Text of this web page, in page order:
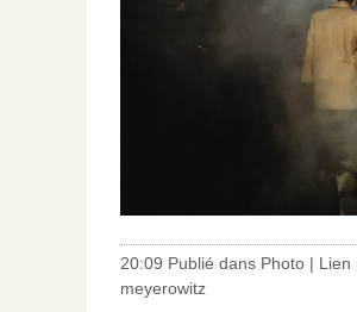
20:09 Publié dans Photo | Lien
meyerowitz